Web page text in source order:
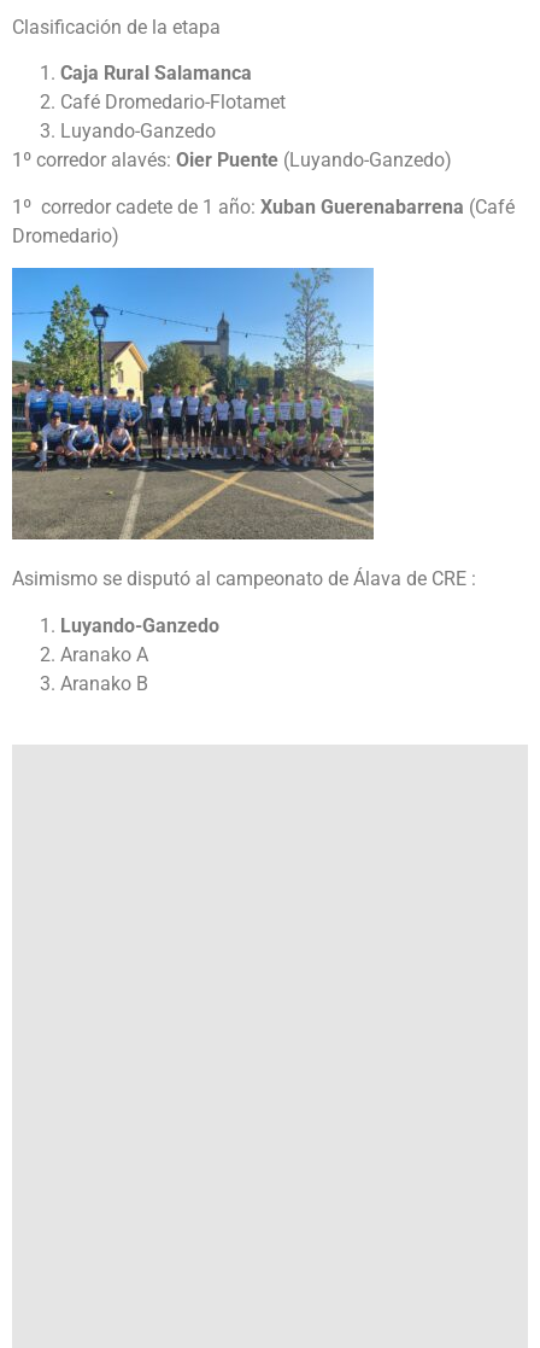
Clasificación de la etapa
Caja Rural Salamanca
Café Dromedario-Flotamet
Luyando-Ganzedo
1º corredor alavés: Oier Puente (Luyando-Ganzedo)
1º corredor cadete de 1 año: Xuban Guerenabarrena (Café
Dromedario)
Asimismo se disputó al campeonato de Álava de CRE :
Luyando-Ganzedo
Aranako A
Aranako B